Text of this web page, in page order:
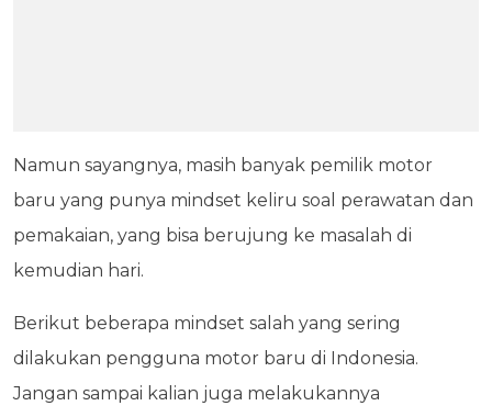
Namun sayangnya, masih banyak pemilik motor
baru yang punya mindset keliru soal perawatan dan
pemakaian, yang bisa berujung ke masalah di
kemudian hari.
Berikut beberapa mindset salah yang sering
dilakukan pengguna motor baru di Indonesia.
Jangan sampai kalian juga melakukannya